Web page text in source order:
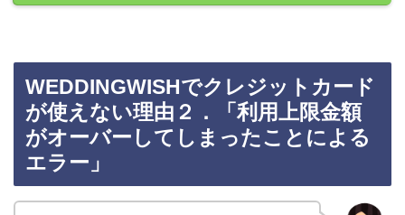
WEDDINGWISHでクレジットカード
が使えない理由２．「利用上限金額
がオーバーしてしまったことによる
エラー」